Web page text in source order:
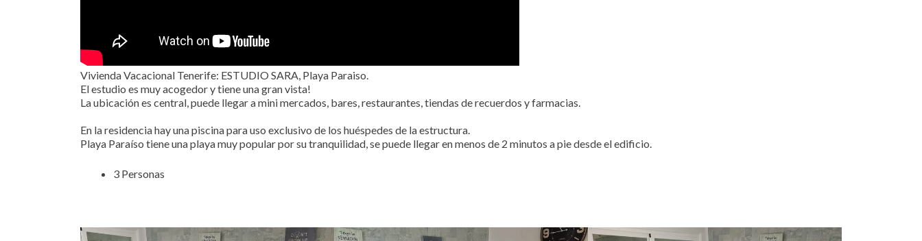
Vivienda Vacacional Tenerife: ESTUDIO SARA, Playa Paraiso.
El estudio es muy acogedor y tiene una gran vista!
La ubicación es central, puede llegar a mini mercados, bares, restaurantes, tiendas de recuerdos y farmacias.
En la residencia hay una piscina para uso exclusivo de los huéspedes de la estructura.
Playa Paraíso tiene una playa muy popular por su tranquilidad, se puede llegar en menos de 2 minutos a pie desde el edificio.
3 Personas